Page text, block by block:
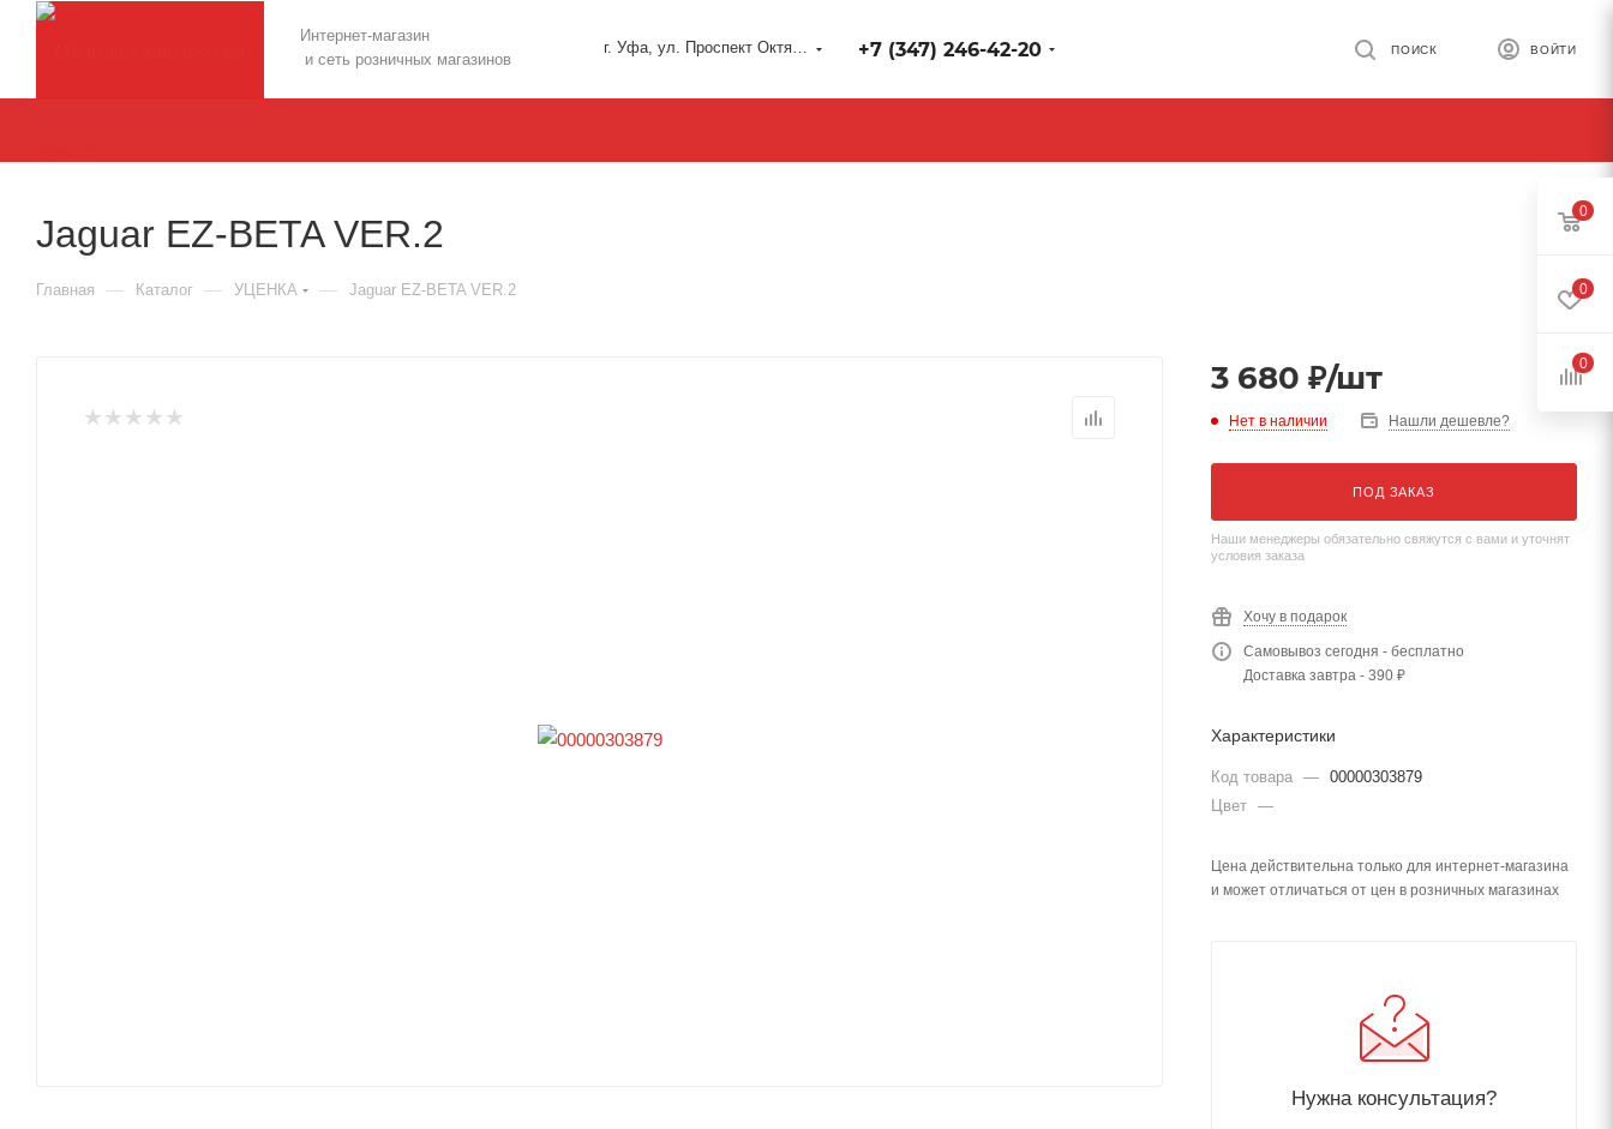
Интернет-магазин
и сеть розничных магазинов
г. Уфа, ул. Проспект Октября 127 +7 (347) 246-42-20 ВОЙТИ
ПОИСК
Jaguar EZ-BETA VER.2
Главная — Каталог — УЦЕНКА — Jaguar EZ-BETA VER.2
3 680 ₽/шт
Нет в наличии Нашли дешевле?
ПОД ЗАКАЗ
Наши менеджеры обязательно свяжутся с вами и уточнят
условия заказа
Хочу в подарок
Самовывоз сегодня - бесплатно
Доставка завтра - 390 ₽
Характеристики
Код товара — 00000303879
Цвет —
Цена действительна только для интернет-магазина
и может отличаться от цен в розничных магазинах
Нужна консультация?
0
0
0